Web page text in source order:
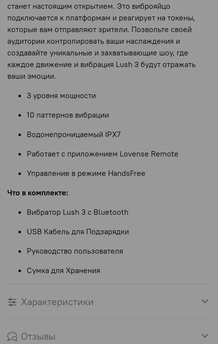
станет настоящим открытием. Это виброяйцо
подключается к платформам и реагирует на токены,
которые вам отправляют зрители. Позвольте своей
аудитории контролировать ваши наслаждения и
создавайте уникальные и захватывающие шоу, где
каждое движение и вибрация Lush 3 будут отражать
ваши эмоции.
3 уровня мощности
10 паттернов вибрации
Водонепроницаемый IPX7
Работает с приложением Lovense Remote
Управление в режиме HandsFree
Что в комплекте:
Вибратор Lush 3 с Bluetooth
USB Кабель для Подзарядки
Руководство пользователя
Сумка для Хранения
Характеристики
Отзывы